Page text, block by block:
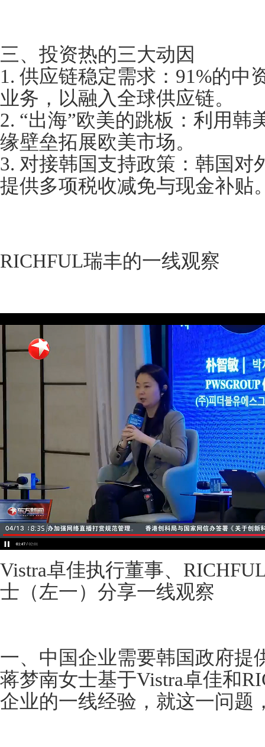
三、投资热的三大动因
1. 供应链稳定需求：91%的中
业务，以融入全球供应链。
2. “出海”欧美的跳板：利用韩
缘壁垒拓展欧美市场。
3. 对接韩国支持政策：韩国对
提供多项税收减免与现金补贴
RICHFUL瑞丰的一线观察
Vistra卓佳执行董事、
士（左一）分享一线观察
一、中国企业需要韩国政府提
蒋梦南女士基于Vistra卓佳和
企业的一线经验，就这一问题